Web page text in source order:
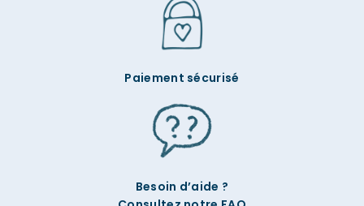
Paiement sécurisé
Besoin d’aide ?